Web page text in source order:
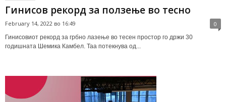
Гинисов рекорд за ползење во тесно
February 14, 2022 во 16:49 0
Гинисовиот рекорд за грбно лазење во тесен простор го држи 30
годишната Шемика Камбел. Таа потекнува од...